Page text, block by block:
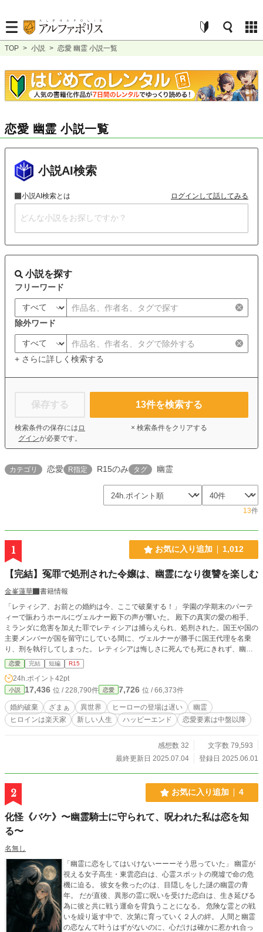
TOP > 小説 > 恋愛 幽霊 小説一覧
恋愛 幽霊 小説一覧
小説AI検索
小説AI検索とは ログインして話してみる
小説を探す
フリーワード
除外ワード
+ さらに詳しく検索する
保存する
検索条件の保存には ロ
グインが必要です。
13件を検索する
× 検索条件をクリアする
カテゴリ 恋愛 R指定 R15のみ タグ 幽霊
13件
1 お気に入り追加 1,012
【完結】冤罪で処刑された令嬢は、幽霊になり復讐を楽しむ
金峯蓮華
書籍情報
「レティシア、お前との婚約は今、ここで破棄する！」 学園の学期末のパーテ
ィーで賑わうホールにヴェルナー殿下の声が響いた。 殿下の真実の愛の相手、
ミランダに危害を加えた罪でレティシアは捕らえられ、処刑された。国王や国の
主要メンバーが国を留守にしている間に、ヴェルナーが勝手に国王代理を名乗
り、刑を執行してしまった。 レティシアは悔しさに死んでも死にきれず、幽霊
となり復讐を誓う。 独自のファンタジーの世界のお話です。 残酷なシーンや表
現が出てくるのでＲ１５にしています。 誤字脱字あります。見つけ次第、こっ
そり修正致します。
恋愛 完結 短編 R15
24h.ポイント 42pt
小説 17,436 位 / 228,790件 恋愛 7,726 位 / 66,373件
婚約破棄 ざまぁ 異世界 ヒーローの登場は遅い
幽霊
ヒロインは楽天家
新しい人生 ハッピーエンド 恋愛要素は中盤以降
感想数 32
文字数 79,593
最終更新日 2025.07.04
登録日 2025.06.01
2 お気に入り追加 4
化怪《バケ》〜幽霊騎士に守られて、呪われた私は恋を知
る〜
名無し
「幽霊に恋をしてはいけないーーーそう思っていた」 幽霊が
視える女子高生・東雲恋白は、心霊スポットの廃墟で命の危
機に迫る。 彼女を救ったのは、目隠しをした謎の幽霊の青
年。 だが直後、異形の霊に呪いを受けた恋白は、生き延びる
為に彼と共に戦う運命を背負うことになる。 危険な霊との戦
いを繰り返す中で、次第に育っていく２人の絆。 人間と幽霊
の恋なんて叶うはずがないのに、心だけは確かに惹かれ合っ